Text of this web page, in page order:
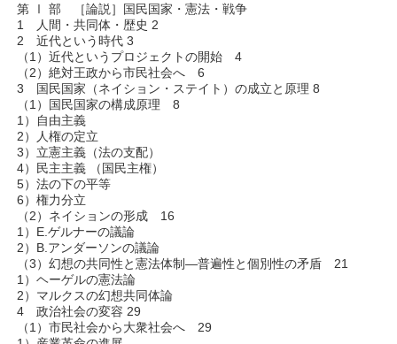
第 Ⅰ 部 ［論説］国民国家・憲法・戦争
1 人間・共同体・歴史 2
2 近代という時代 3
（1）近代というプロジェクトの開始 4
（2）絶対王政から市民社会へ 6
3 国民国家（ネイション・ステイト）の成立と原理 8
（1）国民国家の構成原理 8
1）自由主義
2）人権の定立
3）立憲主義（法の支配）
4）民主主義 （国民主権）
5）法の下の平等
6）権力分立
（2）ネイションの形成 16
1）E.ゲルナーの議論
2）B.アンダーソンの議論
（3）幻想の共同性と憲法体制―普遍性と個別性の矛盾 21
1）ヘーゲルの憲法論
2）マルクスの幻想共同体論
4 政治社会の変容 29
（1）市民社会から大衆社会へ 29